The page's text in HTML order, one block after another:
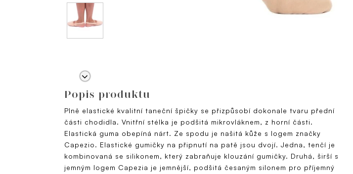
Popis produktu
Plně elastické kvalitní taneční špičky se přizpůsobí dokonale tvaru přední
části chodidla. Vnitřní stélka je podšitá mikrovláknem, z horní části.
Elastická guma obepíná nárt. Ze spodu je našitá kůže s logem značky
Capezio. Elastické gumičky na připnutí na patě jsou dvojí. Jedna, tenčí je
kombinovaná se silikonem, který zabraňuje klouzání gumičky. Druhá, širší s
jemným logem Capezia je jemnější, podšitá česaným silonem pro příjemný